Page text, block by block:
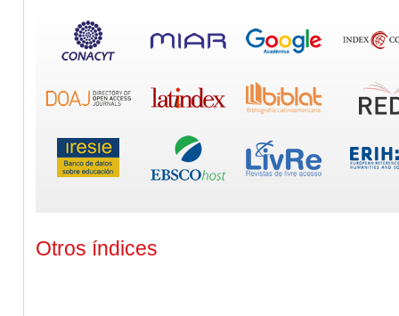
Otros índices